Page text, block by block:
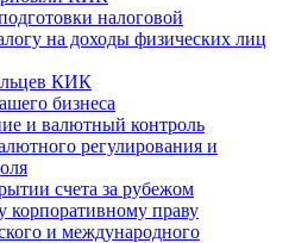
налоговой
на доходы физических лиц
КИК
бизнеса
и валютный контроль
регулирования и
счета за рубежом
корпоративному праву
и международного